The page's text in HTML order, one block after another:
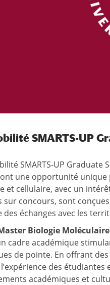
SMARTS-UP
SMARTS-UP
une opportunité unique
et cellulaire, avec un
sur concours, sont
échanges avec les
Biologie
cadre académique
de pointe. En offrant
des
académiques et